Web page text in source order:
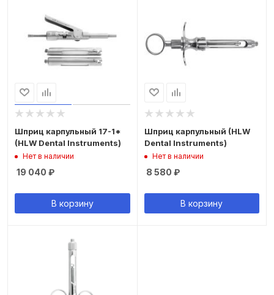
Шприц карпульный 17-1*
(HLW Dental Instruments)
Нет в наличии
19 040 ₽
В корзину
Шприц карпульный (HLW
Dental Instruments)
Нет в наличии
8 580 ₽
В корзину